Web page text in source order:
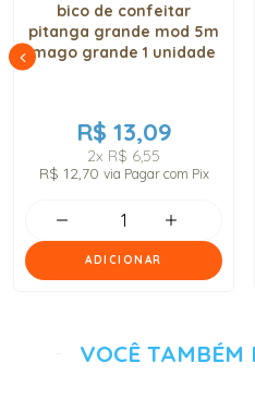
bico de confeitar
pitanga grande mod 5m
mago grande 1 unidade
R$ 13,09
2x R$ 6,55
R$ 12,70 via Pagar com Pix
ADICIONAR
VOCÊ TAMBÉM